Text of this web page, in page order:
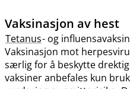
Vaksinasjon av hest
Tetanus- og
Vaksinasjon mot
særlig for å beskytte
vaksiner anbefales kun